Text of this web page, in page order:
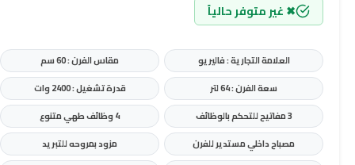
✖ غير متوفر حالياً
العلامة التجارية : فاليريو
مقاس الفرن : 60 سم
سعة الفرن : 64 لتر
قدرة تشغيل : 2400 وات
3 مفاتيح للتحكم بالوظائف
4 وظائف طهي متنوع
مصباح داخلي مستدير للفرن
مزود بمروحه للتبريد